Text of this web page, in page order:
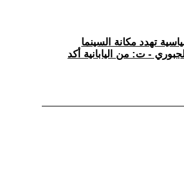
تهدد مكانة السينما
- ت: من اليابانية أكد